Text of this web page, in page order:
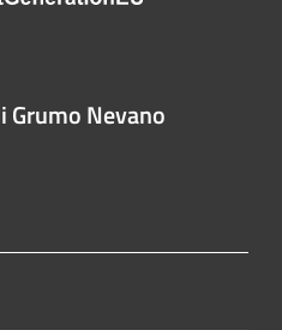
Grumo Nevano